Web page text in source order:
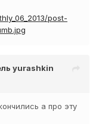
post-
yurashkin
а про эту